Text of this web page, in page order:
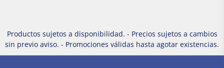
Productos sujetos a disponibilidad. - Precios sujetos a cambios
sin previo aviso. - Promociones válidas hasta agotar existencias.